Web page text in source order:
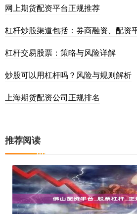
网上期货配资平台正规推荐
杠杆炒股渠道包括：券商融资、配资
杠杆交易股票：策略与风险详解
炒股可以用杠杆吗？风险与规则解析
上海期货配资公司正规排名
推荐阅读